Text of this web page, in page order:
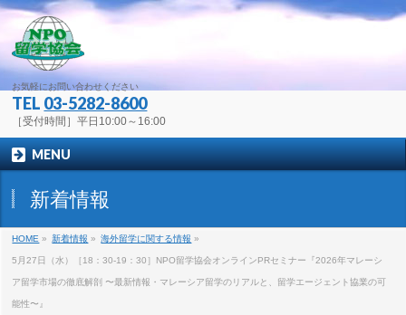
お気軽にお問い合わせください
TEL 03-5282-8600
［受付時間］平日10:00～16:00
MENU
新着情報
HOME » 新着情報 » 海外留学に関する情報 »
5月27日（水）［18：30-19：30］NPO留学協会オンラインPRセミナー『2026年マレーシ
ア留学市場の徹底解剖 〜最新情報・マレーシア留学のリアルと、留学エージェント協業の可
能性〜』